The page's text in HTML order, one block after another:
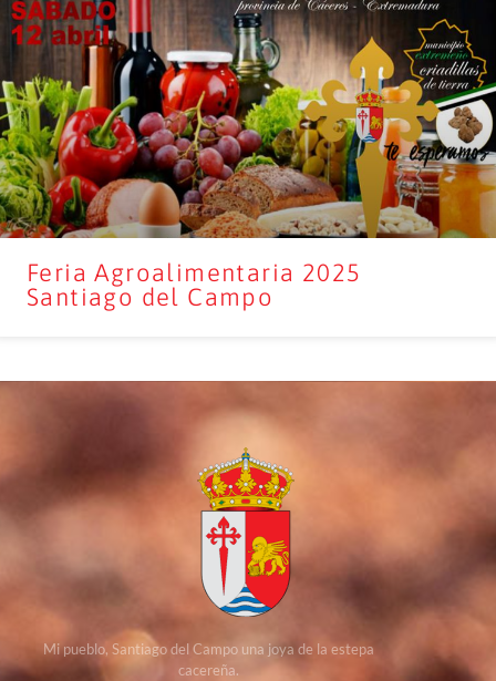
Feria Agroalimentaria 2025
Santiago del Campo
Mi pueblo, Santiago del Campo una joya de la estepa
cacereña.